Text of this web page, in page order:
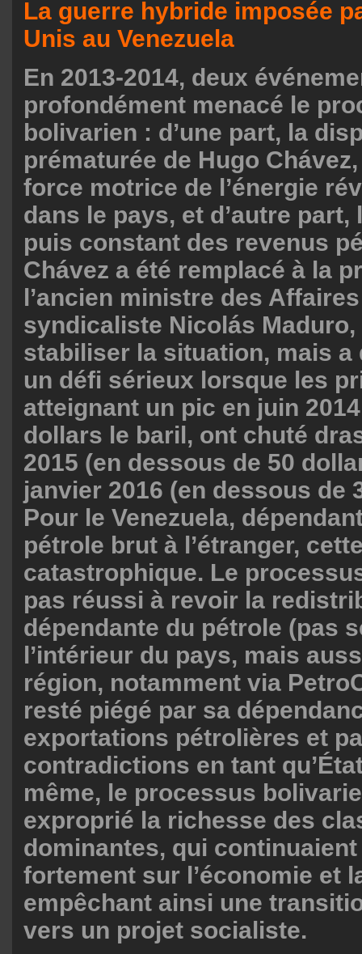
La guerre hybride imposée
Unis au Venezuela
En 2013-2014, deux
profondément menacé le
bolivarien : d’une part, la
prématurée de Hugo
force motrice de l’énergie
dans le pays, et d’autre part,
puis constant des revenus
Chávez a été remplacé à la
l’ancien ministre des
syndicaliste Nicolás Maduro,
stabiliser la situation, mais a
un défi sérieux lorsque les
atteignant un pic en juin
dollars le baril, ont chuté
2015 (en dessous de 50
janvier 2016 (en dessous de
Pour le Venezuela,
pétrole brut à l’étranger,
catastrophique. Le
pas réussi à revoir la
dépendante du pétrole (pas
l’intérieur du pays, mais
région, notamment via
resté piégé par sa
exportations pétrolières et
contradictions en tant
même, le processus
exproprié la richesse des
dominantes, qui
fortement sur l’économie et
empêchant ainsi une
vers un projet socialiste.